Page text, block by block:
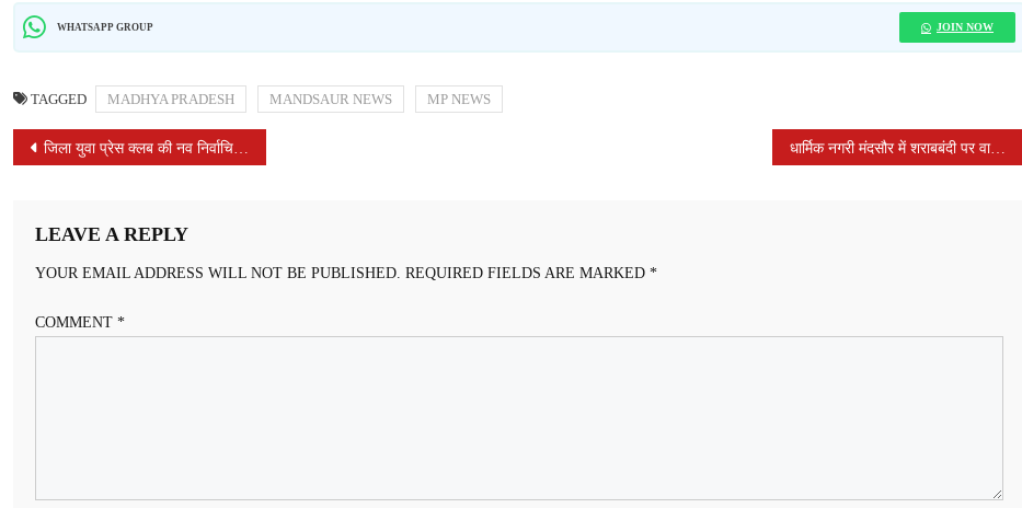
WHATSAPP GROUP JOIN NOW
TAGGED MADHYA PRADESH MANDSAUR NEWS MP NEWS
POST
जिला युवा प्रेस क्लब की नव निर्वाचित कार्यकारिणी का पदभार ग्रहण समारोह संपन्न धार्मिक नगरी मंदसौर में शराबबंदी पर वाहन रैली का आयोजन
LEAVE A REPLY
YOUR EMAIL ADDRESS WILL NOT BE PUBLISHED. REQUIRED FIELDS ARE MARKED *
COMMENT *